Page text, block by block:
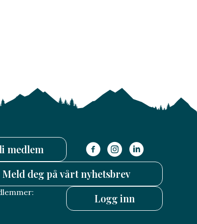
medlem
Meld deg på vårt nyhetsbrev
Logg inn